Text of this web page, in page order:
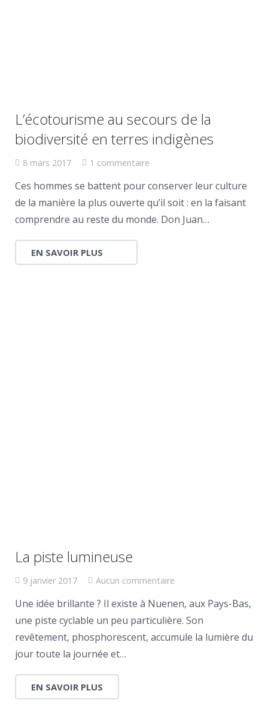
L’écotourisme au secours de la
biodiversité en terres indigènes
8 mars 2017 1 commentaire
Ces hommes se battent pour conserver leur culture
de la manière la plus ouverte qu’il soit : en la faisant
comprendre au reste du monde. Don Juan…
EN SAVOIR PLUS
La piste lumineuse
9 janvier 2017 Aucun commentaire
Une idée brillante ? Il existe à Nuenen, aux Pays-Bas,
une piste cyclable un peu particulière. Son
revêtement, phosphorescent, accumule la lumière du
jour toute la journée et…
EN SAVOIR PLUS